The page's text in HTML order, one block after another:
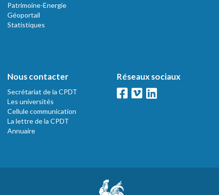
Patrimoine-Energie
Géoportail
Statistiques
Nous contacter
Secrétariat de la CPDT
Les universités
Cellule communication
La lettre de la CPDT
Annuaire
Réseaux sociaux